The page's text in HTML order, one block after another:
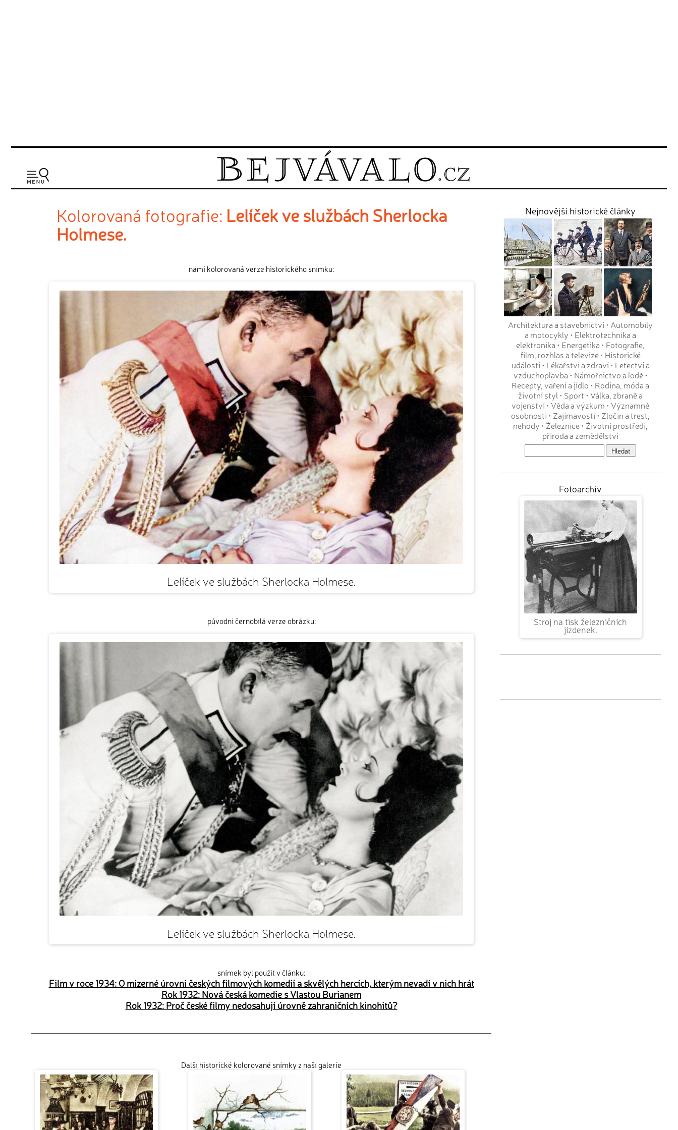
Kolorovaná fotografie: Lelíček ve službách Sherlocka
Holmese.
námi kolorovaná verze historického snímku:
Lelíček ve službách Sherlocka Holmese.
původní černobílá verze obrázku:
Lelíček ve službách Sherlocka Holmese.
snímek byl použit v článku:
Film v roce 1934: O mizerné úrovni českých filmových komedií a skvělých hercích, kterým nevadí v nich hrát
Rok 1932: Nová česká komedie s Vlastou Burianem
Rok 1932: Proč české filmy nedosahují úrovně zahraničních kinohitů?
Další historické kolorované snímky z naší galerie
Nejnovější historické články
Architektura a stavebnictví• Automobily
a motocykly • Elektrotechnika a
elektronika • Energetika • Fotografie,
film, rozhlas a televize• Historické
události • Lékařství a zdraví• Letectví a
vzduchoplavba • Námořnictvo a lodě•
Recepty, vaření a jídlo • Rodina, móda a
životní styl • Sport • Válka, zbraně a
vojenství• Věda a výzkum • Významné
osobnosti • Zajímavosti • Zločin a trest,
nehody • Železnice• Životní prostředí,
příroda a zemědělství
Fotoarchiv
Stroj na tisk železničních
jízdenek.